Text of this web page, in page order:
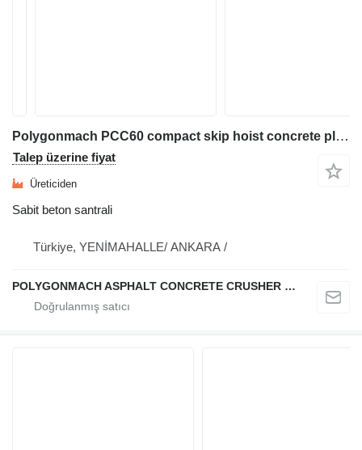
Polygonmach PCC60 compact skip hoist concrete plant
Talep üzerine fiyat
Üreticiden
Sabit beton santrali
Türkiye, YENİMAHALLE/ ANKARA /
POLYGONMACH ASPHALT CONCRETE CRUSHER SYSTEMS